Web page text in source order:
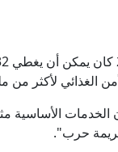
الغذائي لأكثر
الأساسية
حرب".